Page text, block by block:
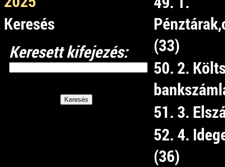
Keresés
Keresett kifejezés:
(33)
50. 2.
51. 3.
52. 4.
(36)